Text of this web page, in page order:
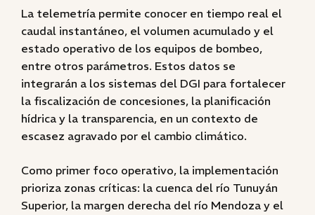
La telemetría permite conocer en tiempo real el
caudal instantáneo, el volumen acumulado y el
estado operativo de los equipos de bombeo,
entre otros parámetros. Estos datos se
integrarán a los sistemas del DGI para fortalecer
la fiscalización de concesiones, la planificación
hídrica y la transparencia, en un contexto de
escasez agravado por el cambio climático.
Como primer foco operativo, la implementación
prioriza zonas críticas: la cuenca del río Tunuyán
Superior, la margen derecha del río Mendoza y el